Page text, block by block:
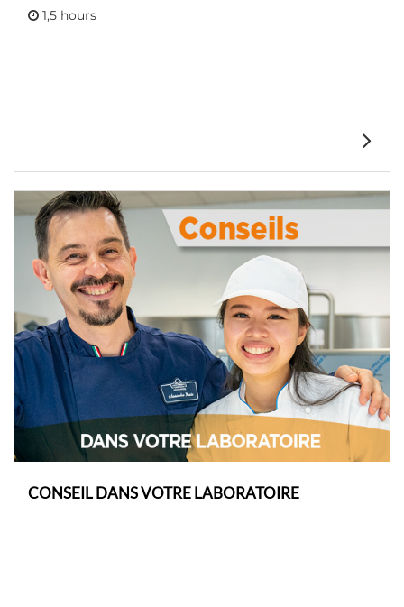
1,5 hours
CONSEIL DANS VOTRE LABORATOIRE